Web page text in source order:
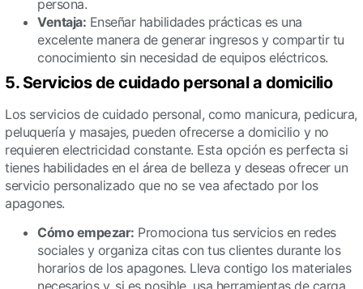
persona.
Ventaja: Enseñar habilidades prácticas es una
excelente manera de generar ingresos y compartir tu
conocimiento sin necesidad de equipos eléctricos.
5. Servicios de cuidado personal a domicilio
Los servicios de cuidado personal, como manicura, pedicura,
peluquería y masajes, pueden ofrecerse a domicilio y no
requieren electricidad constante. Esta opción es perfecta si
tienes habilidades en el área de belleza y deseas ofrecer un
servicio personalizado que no se vea afectado por los
apagones.
Cómo empezar: Promociona tus servicios en redes
sociales y organiza citas con tus clientes durante los
horarios de los apagones. Lleva contigo los materiales